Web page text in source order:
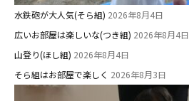
水鉄砲が大人気(そら組) 2026年8月4日
広いお部屋は楽しいな(つき組) 2026年8月4日
山登り(ほし組) 2026年8月4日
そら組はお部屋で楽しく 2026年8月3日
社会福祉法人野田福祉会